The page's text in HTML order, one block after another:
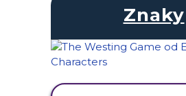
Znaky